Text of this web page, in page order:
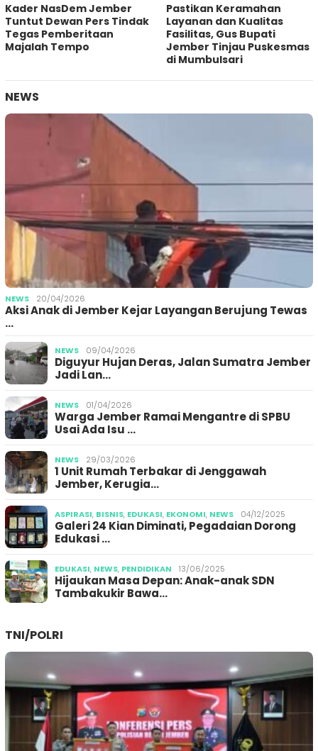
Kader NasDem Jember
Tuntut Dewan Pers Tindak
Tegas Pemberitaan
Majalah Tempo
Pastikan Keramahan
Layanan dan Kualitas
Fasilitas, Gus Bupati
Jember Tinjau Puskesmas
di Mumbulsari
NEWS
NEWS 20/04/2026
Aksi Anak di Jember Kejar Layangan Berujung Tewas
…
NEWS 09/04/2026
Diguyur Hujan Deras, Jalan Sumatra Jember
Jadi Lan…
NEWS 01/04/2026
Warga Jember Ramai Mengantre di SPBU
Usai Ada Isu …
NEWS 29/03/2026
1 Unit Rumah Terbakar di Jenggawah
Jember, Kerugia…
ASPIRASI, BISNIS, EDUKASI, EKONOMI, NEWS 04/12/2025
Galeri 24 Kian Diminati, Pegadaian Dorong
Edukasi …
EDUKASI, NEWS, PENDIDIKAN 13/06/2025
Hijaukan Masa Depan: Anak-anak SDN
Tambakukir Bawa…
TNI/POLRI